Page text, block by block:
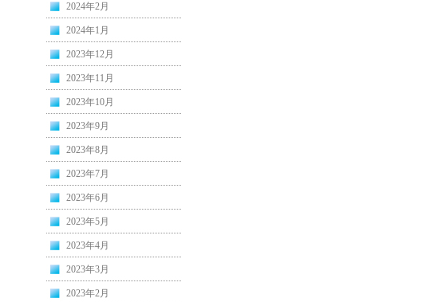
2024年2月
2024年1月
2023年12月
2023年11月
2023年10月
2023年9月
2023年8月
2023年7月
2023年6月
2023年5月
2023年4月
2023年3月
2023年2月